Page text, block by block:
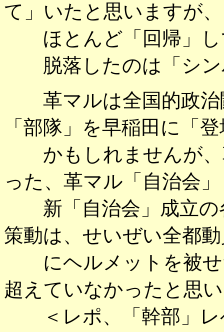
て」いたと思いますが
ほとんど「回帰」し
脱落したのは「シン
革マルは全国的政治
「部隊」を早稲田に「
かもしれませんが、
った、革マル「自治会
新「自治会」成立の
策動は、せいぜい全都
にヘルメットを被せ
超えていなかったと思
＜レポ、「幹部」レ